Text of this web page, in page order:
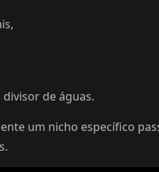
divisor de águas.
um nicho específico